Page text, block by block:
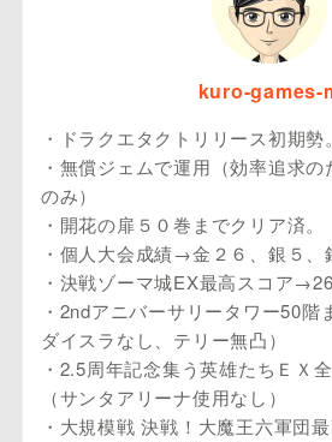
kuro-games-
・ドラクエタクトリリース初期勢。
・無償ジェムで運用（効率追求
のみ）
・開花の扉５０巻までクリア済。
・個人大会成績→金２６、銀５、
・決戦ゾーマ城EX最高スコア
・2ndアニバーサリータワー50階
ダイスラなし、テリー無凸）
・2.5周年記念集う英雄たちＥＸ
（サンタアリーナ使用なし）
・大規模戦 決戦！大魔王六軍団